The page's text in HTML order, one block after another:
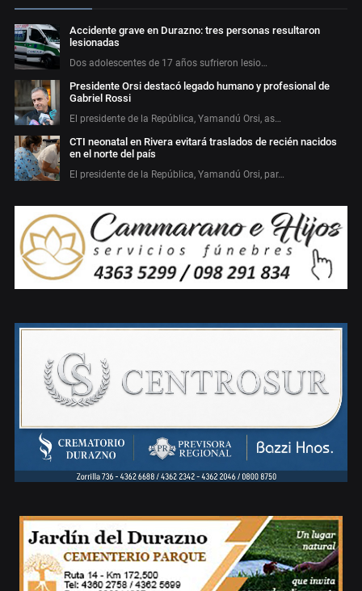
Accidente grave en Durazno: tres personas resultaron
lesionadas
Dos adolescentes de 17 años sufrieron lesio…
Presidente Orsi destacó legado humano y profesional de
Gabriel Rossi
El presidente de la República, Yamandú Orsi, as…
CTI neonatal en Rivera evitará traslados de recién nacidos
en el norte del país
El presidente de la República, Yamandú Orsi, par…